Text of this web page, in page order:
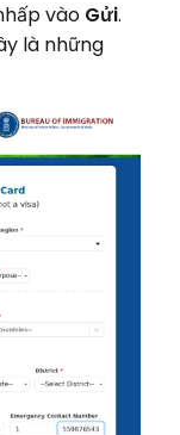
vào Gửi.
là những